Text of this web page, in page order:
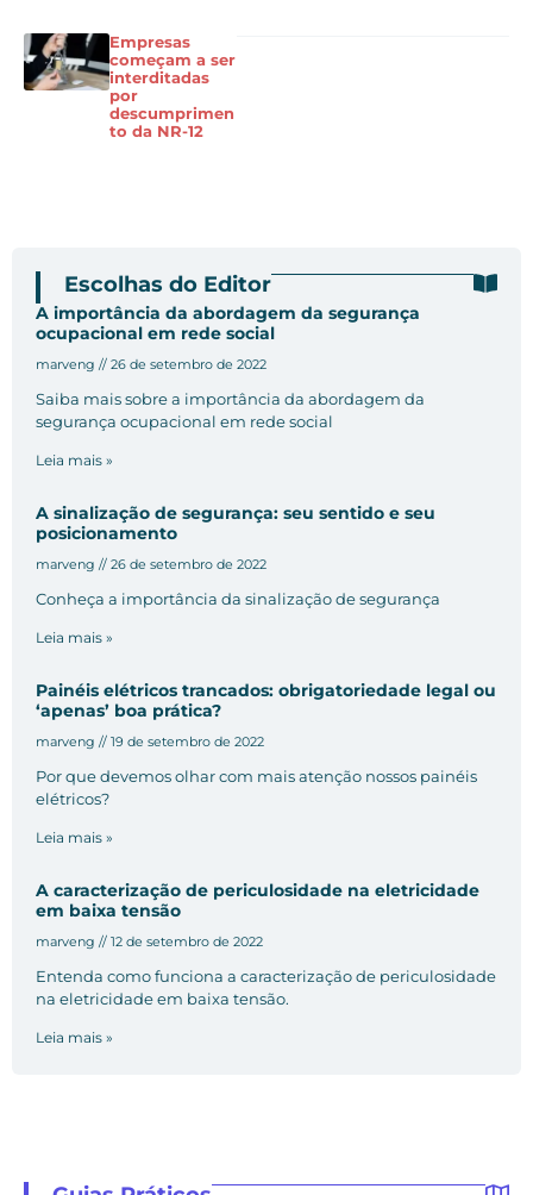
Empresas
começam a ser
interditadas
por
descumprimen
to da NR-12
Escolhas do Editor
A importância da abordagem da segurança
ocupacional em rede social
marveng 26 de setembro de 2022
Saiba mais sobre a importância da abordagem da
segurança ocupacional em rede social
Leia mais »
A sinalização de segurança: seu sentido e seu
posicionamento
marveng 26 de setembro de 2022
Conheça a importância da sinalização de segurança
Leia mais »
Painéis elétricos trancados: obrigatoriedade legal ou
‘apenas’ boa prática?
marveng 19 de setembro de 2022
Por que devemos olhar com mais atenção nossos painéis
elétricos?
Leia mais »
A caracterização de periculosidade na eletricidade
em baixa tensão
marveng 12 de setembro de 2022
Entenda como funciona a caracterização de periculosidade
na eletricidade em baixa tensão.
Leia mais »